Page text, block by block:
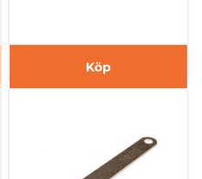
Köp